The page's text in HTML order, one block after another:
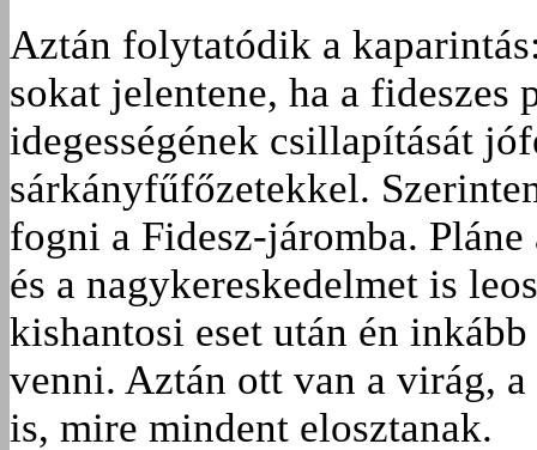
Aztán folytatódik a
sokat jelentene, ha a fideszes
idegességének csillapítását
sárkányfűfőzetekkel.
fogni a Fidesz-járomba.
és a nagykereskedelmet is
kishantosi eset után én
venni. Aztán ott van a virág,
is, mire mindent elosztanak.